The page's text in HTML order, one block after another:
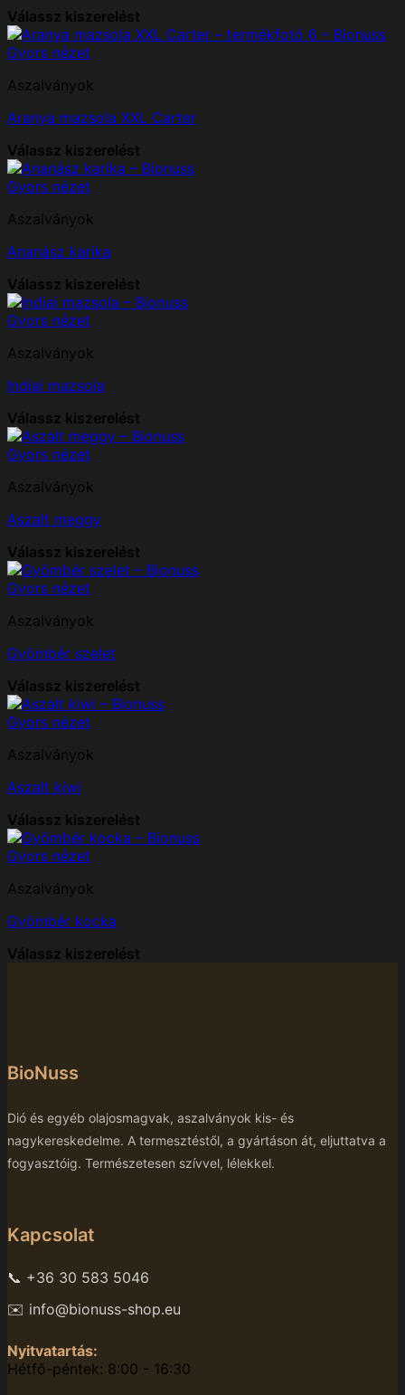
Válassz kiszerelést
Gyors nézet
Aszalványok
Aranya mazsola XXL Carter
Válassz kiszerelést
Gyors nézet
Aszalványok
Ananász karika
Válassz kiszerelést
Gyors nézet
Aszalványok
Indiai mazsola
Válassz kiszerelést
Gyors nézet
Aszalványok
Aszalt meggy
Válassz kiszerelést
Gyors nézet
Aszalványok
Gyömbér szelet
Válassz kiszerelést
Gyors nézet
Aszalványok
Aszalt kiwi
Válassz kiszerelést
Gyors nézet
Aszalványok
Gyömbér kocka
Válassz kiszerelést
BioNuss
Dió és egyéb olajosmagvak, aszalványok kis- és
nagykereskedelme. A termesztéstől, a gyártáson át, eljuttatva a
fogyasztóig. Természetesen szívvel, lélekkel.
Kapcsolat
📞 +36 30 583 5046
✉️ info@bionuss-shop.eu
Nyitvatartás:
Hétfő-péntek: 8:00 - 16:30